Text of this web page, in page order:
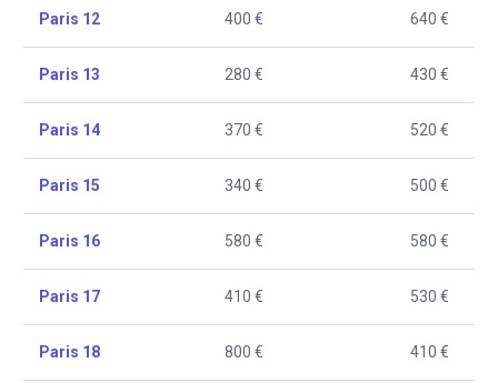
Paris 12 400 € 640 €
Paris 13 280 € 430 €
Paris 14 370 € 520 €
Paris 15 340 € 500 €
Paris 16 580 € 580 €
Paris 17 410 € 530 €
Paris 18 800 € 410 €